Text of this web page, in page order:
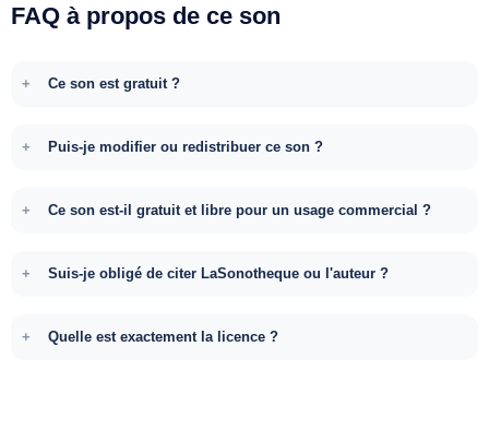
FAQ à propos de ce son
Ce son est gratuit ?
Puis-je modifier ou redistribuer ce son ?
Ce son est-il gratuit et libre pour un usage commercial ?
Suis-je obligé de citer LaSonotheque ou l'auteur ?
Quelle est exactement la licence ?